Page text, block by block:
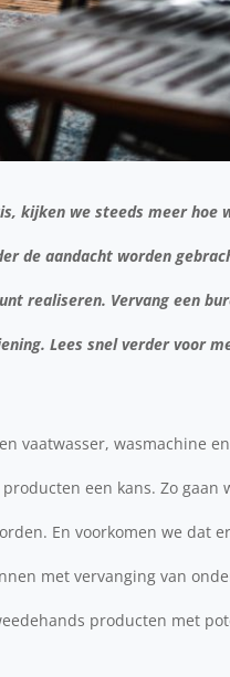
kijken we steeds meer hoe
de aandacht worden
realiseren. Vervang een
Lees snel verder voor
vaatwasser, wasmachine
een kans. Zo gaan
En voorkomen we dat
met vervanging van
producten met